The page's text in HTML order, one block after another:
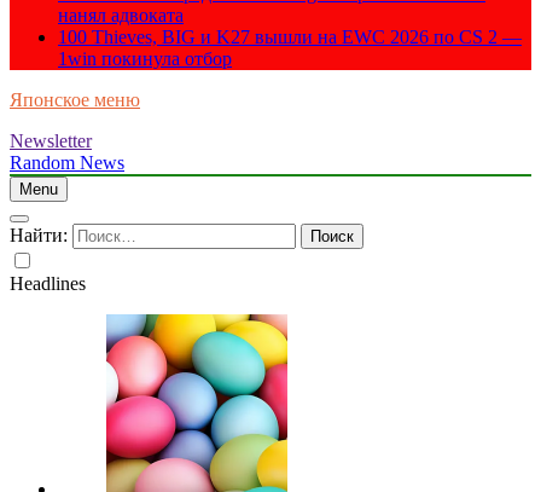
нанял адвоката
100 Thieves, BIG и K27 вышли на EWC 2026 по CS 2 —
1win покинула отбор
Японское меню
Newsletter
Random News
Menu
Найти:
Headlines